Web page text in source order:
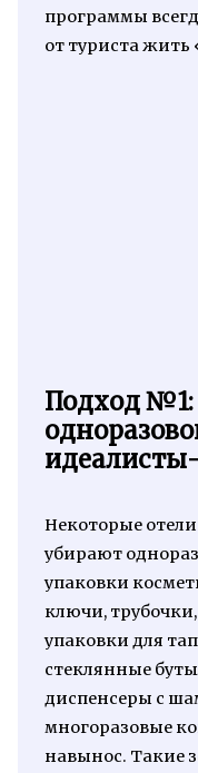
программы
от туриста жить
Подход №1:
Некоторые
убирают
упаковки
ключи,
упаковки для
стеклянные
диспенсеры с
многоразовые
навынос. Такие